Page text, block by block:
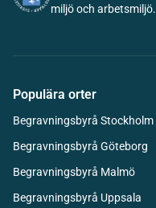
miljö och arbetsmiljö.
Populära orter
Begravningsbyrå Stockholm
Begravningsbyrå Göteborg
Begravningsbyrå Malmö
Begravningsbyrå Uppsala